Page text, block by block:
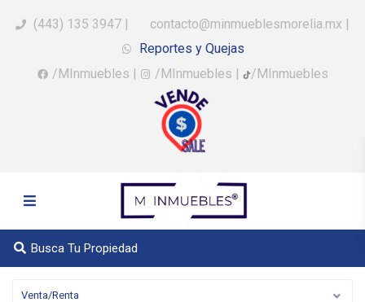
(443) 135 3947 | contacto@minmueblesmorelia.mx |
Reportes y Quejas
/MInmuebles | /MInmuebles | /MInmuebles
Busca Tu Propiedad
Venta/Renta